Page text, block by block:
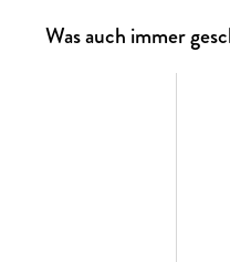
Was auch immer